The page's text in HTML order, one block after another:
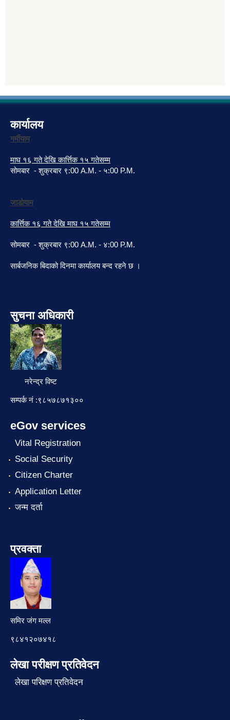
कार्यालय
गर्मीयाम
माघ १६ गते देखि कार्त्तिक १५ गतेसम्म
सोमबार - शुक्रबार ९:00 A.M. - ५:00 P.M.
जाडोयाम
कार्त्तिक १६ गते देखि माघ १५ गतेसम्म
सोमबार - शुक्रबार ९:00 A.M. - ४:00 P.M.
सार्बजनिक बिदाको दिनमा कार्यालय बन्द रहने छ ।
सुचना अधिकारी
नरेन्द्र विष्ट
सम्पर्क नं :९८५७८७१३००
eGov services
Vital Registration
Social Security
Citizen Charter
Application Letter
जन्म दर्ता
प्रवक्ता
समिर जंग मल्ल
९८४१२०७४१८
लेखा परीक्षण प्रतिवेदन
लेखा परिक्षण प्रतिवेदन